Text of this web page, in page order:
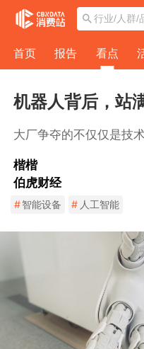
首页 报告 看点
机器人背后，站
大厂争夺的不仅仅是技术
楷楷
伯虎财经
#智能设备 # 人工智能